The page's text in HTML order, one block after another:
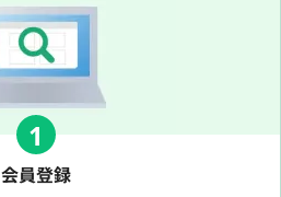
1
会員登録